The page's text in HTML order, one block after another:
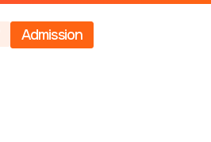
Admission